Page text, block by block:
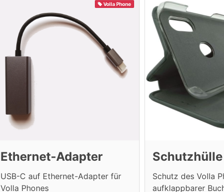
Volla Phone
Ethernet-Adapter
USB-C auf Ethernet-Adapter für
Volla Phones
Schutzhülle
Schutz des Volla
aufklappbarer